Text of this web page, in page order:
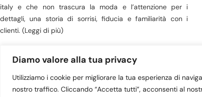
Diamo valore alla tua privacy
Utilizziamo i cookie per migliorare la tua esperienza di
nostro traffico. Cliccando “Accetta tutti”, acconsenti al
italy e che non trascura la moda e l’attenzione per i
dettagli, una storia di sorrisi, fiducia e familiarità con i
clienti. (Leggi di più)
© 2023 Victoria